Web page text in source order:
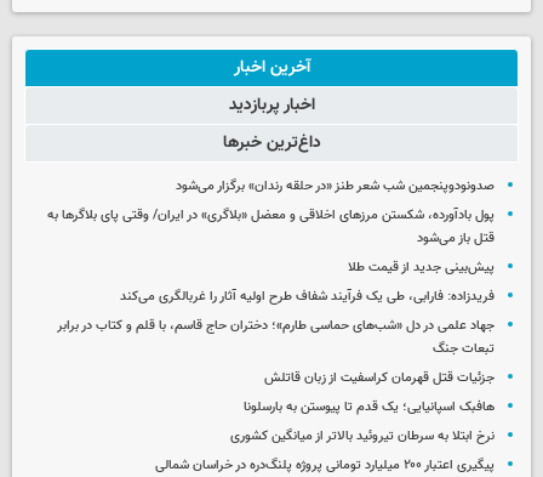
آخرین اخبار
اخبار پربازدید
داغ‌ترین خبرها
صدونودوپنجمین شب شعر طنز «در حلقه رندان» برگزار می‌شود
پول بادآورده، شکستن مرزهای اخلاقی و معضل «بلاگری» در ایران/ وقتی پای بلاگرها به
قتل باز می‌شود
پیش‌بینی جدید از قیمت طلا
فریدزاده: فارابی، طی یک فرآیند شفاف طرح اولیه آثار را غربالگری می‌کند
جهاد علمی در دل «شب‌های حماسی طارم»؛ دختران حاج قاسم، با قلم و کتاب در برابر
تبعات جنگ
جزئیات قتل قهرمان کراسفیت از زبان قاتلش
هافبک اسپانیایی؛ یک قدم تا پیوستن به بارسلونا
نرخ ابتلا به سرطان تیروئید بالاتر از میانگین کشوری
پیگیری اعتبار ۲۰۰ میلیارد تومانی پروژه پلنگ‌دره در خراسان شمالی